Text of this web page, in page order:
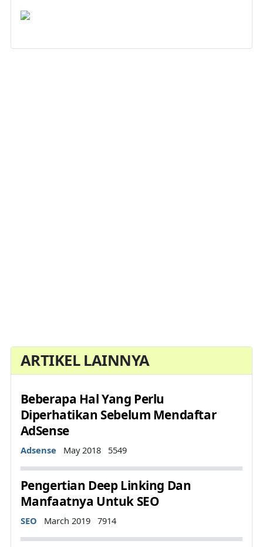
ARTIKEL LAINNYA
Beberapa Hal Yang Perlu
Diperhatikan Sebelum Mendaftar
AdSense
Details
Adsense May 2018 5549
Pengertian Deep Linking Dan
Manfaatnya Untuk SEO
Details
SEO March 2019 7914